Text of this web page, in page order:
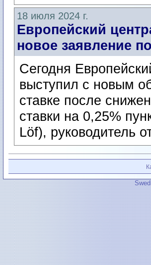
18 июля 2024 г.
Европейский
новое заявление
Сегодня
выступил с новым
ставке после
ставки на 0,25%
Löf), руководитель